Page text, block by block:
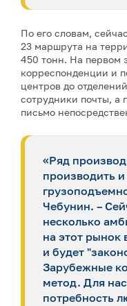
По его словам,
23 маршрута на
450 тонн. На первом
корреспонденции и
центров до
сотрудники почты, а
письмо
«Ряд
производить
Чебунин. –
несколько
на этот рынок
и будет
Зарубежные
метод. Для
потребность